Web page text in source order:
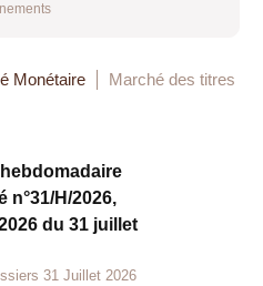
Monétaire Marché des titres
H/2026,
du 31 juillet
31 Juillet 2026